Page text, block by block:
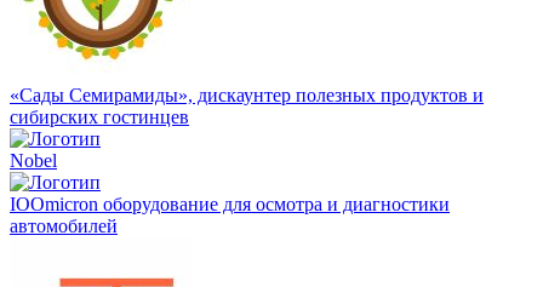
«Сады Семирамиды», дискаунтер полезных продуктов и
сибирских гостинцев
Nobel
IOOmicron оборудование для осмотра и диагностики
автомобилей